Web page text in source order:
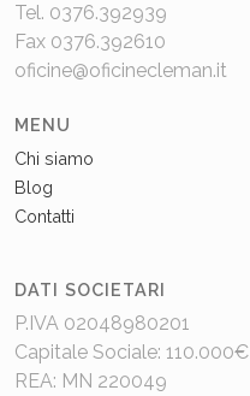
Tel. 0376.392939
Fax 0376.392610
oficine@oficinecleman.it
MENU
Chi siamo
Blog
Contatti
DATI SOCIETARI
P.IVA 02048980201
Capitale Sociale: 110.000€
REA: MN 220049